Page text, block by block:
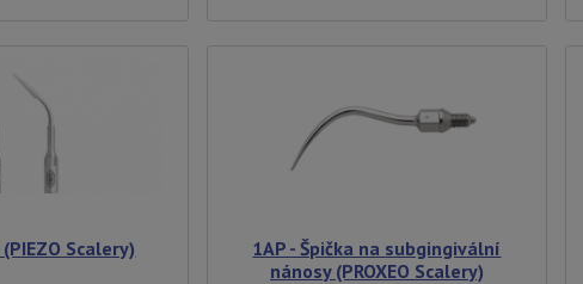
Scalery)
1AP - Špička na subgingivální
nánosy (PROXEO Scalery)